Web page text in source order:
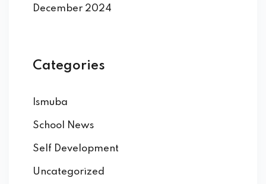
December 2024
Categories
Ismuba
School News
Self Development
Uncategorized